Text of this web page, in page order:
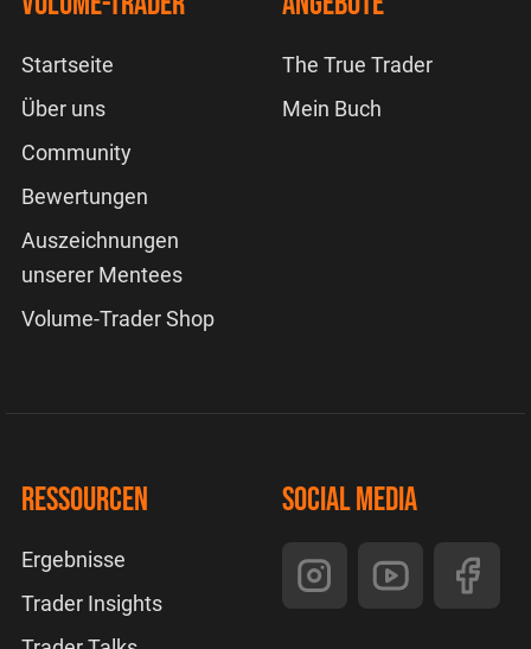
Startseite
Über uns
Community
Bewertungen
Auszeichnungen
unserer Mentees
Volume-Trader Shop
The True Trader
Mein Buch
Ressourcen
Ergebnisse
Trader Insights
Social Media